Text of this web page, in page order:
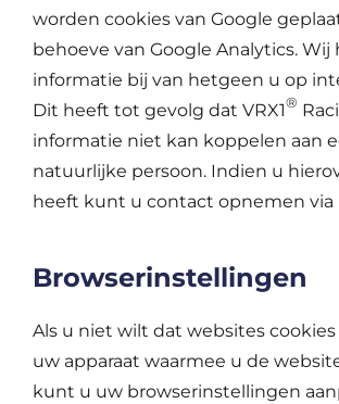
worden cookies van Google
behoeve van Google Analytics.
informatie bij van hetgeen u op
Dit heeft tot gevolg dat VRX1®
informatie niet kan koppelen aan
natuurlijke persoon. Indien u
heeft kunt u contact opnemen via
Browserinstellingen
Als u niet wilt dat websites
uw apparaat waarmee u de
kunt u uw browserinstellingen